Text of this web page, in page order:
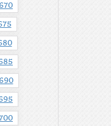
670
690